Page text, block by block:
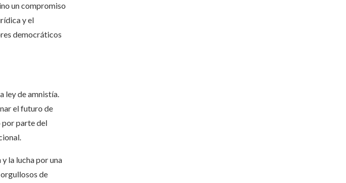
un compromiso
y el
democráticos
ley de amnistía.
el futuro de
por parte del
la lucha por una
de